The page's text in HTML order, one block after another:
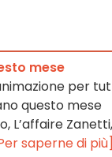
mese
per
questo mese
L’affaire Zanetti,
saperne di